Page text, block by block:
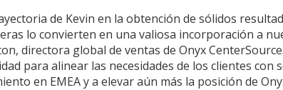
de Kevin en la obtención de sólidos
lo convierten en una valiosa incorporación a
directora global de ventas de Onyx
para alinear las necesidades de los clientes
en EMEA y a elevar aún más la posición de